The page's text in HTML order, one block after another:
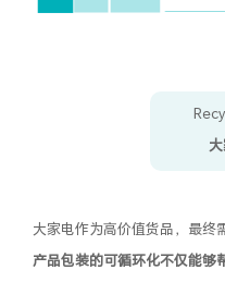
大家电作为高价值货品，最终
产品包装的可循环化不仅能够